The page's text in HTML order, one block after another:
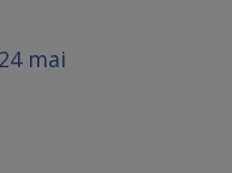
mai